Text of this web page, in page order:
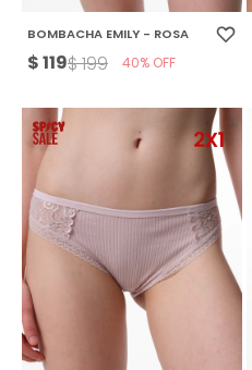
BOMBACHA EMILY - ROSA
$119$199 40